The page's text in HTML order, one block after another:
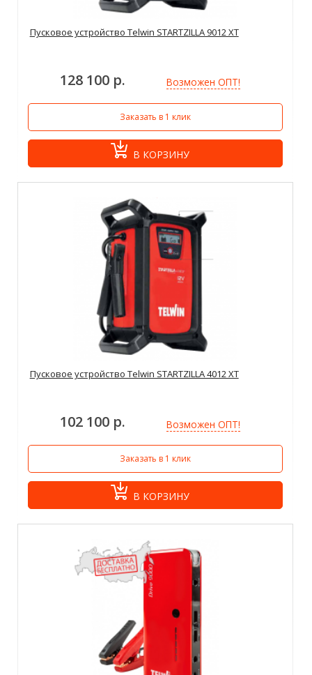
Пусковое устройство Telwin STARTZILLA 9012 XT
128 100 р. Возможен ОПТ!
Заказать в 1 клик
В КОРЗИНУ
Пусковое устройство Telwin STARTZILLA 4012 XT
102 100 р. Возможен ОПТ!
Заказать в 1 клик
В КОРЗИНУ